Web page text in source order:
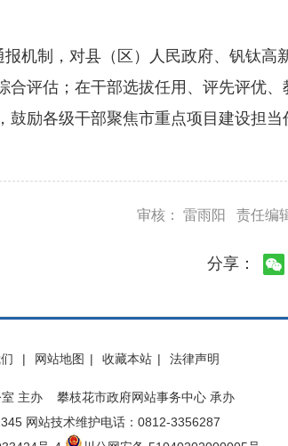
机制，对县（区）人民政府、钒钛高
评估；在干部选拔任用、评先评优、
励各级干部聚焦市重点项目建设担当
审核： 雷雨阳 责任编
分享：
| 网站地图 | 收藏本站 | 法律声明
室 主办 攀枝花市政府网站事务中心 承办
网站技术维护电话：0812-3356287